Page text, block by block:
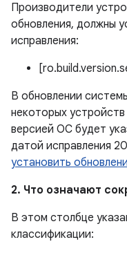
Производители
обновления, должны
исправления:
В обновлении
некоторых
версией ОС будет
датой исправления
установить
2. Что означают
В этом столбце
классификации: